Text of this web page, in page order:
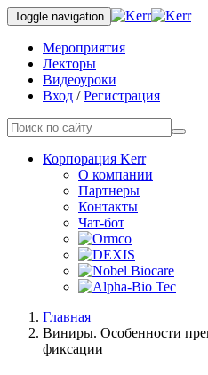
Toggle navigation
Мероприятия
Лекторы
Видеоуроки
Вход /Регистрация
Корпорация Kerr
О компании
Партнеры
Контакты
Чат-бот
Главная
Виниры. Особенности
фиксации